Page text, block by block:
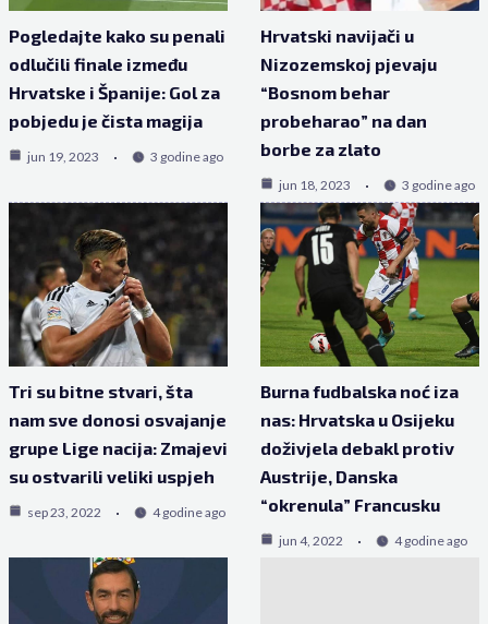
Pogledajte kako su penali
odlučili finale između
Hrvatske i Španije: Gol za
pobjedu je čista magija
jun 19, 2023 3 godine ago
Hrvatski navijači u
Nizozemskoj pjevaju
“Bosnom behar
probeharao” na dan
borbe za zlato
jun 18, 2023 3 godine ago
Tri su bitne stvari, šta
nam sve donosi osvajanje
grupe Lige nacija: Zmajevi
su ostvarili veliki uspjeh
sep 23, 2022 4 godine ago
Burna fudbalska noć iza
nas: Hrvatska u Osijeku
doživjela debakl protiv
Austrije, Danska
“okrenula” Francusku
jun 4, 2022 4 godine ago